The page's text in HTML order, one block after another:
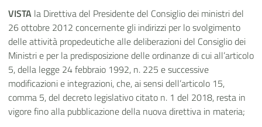
VISTA la Direttiva del Presidente del Consiglio dei ministri del
26 ottobre 2012 concernente gli indirizzi per lo svolgimento
delle attività propedeutiche alle deliberazioni del Consiglio dei
Ministri e per la predisposizione delle ordinanze di cui all’articolo
5, della legge 24 febbraio 1992, n. 225 e successive
modificazioni e integrazioni, che, ai sensi dell’articolo 15,
comma 5, del decreto legislativo citato n. 1 del 2018, resta in
vigore fino alla pubblicazione della nuova direttiva in materia;